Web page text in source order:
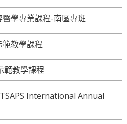
學專業課程-南區專班
教學課程
範教學課程
International Annual